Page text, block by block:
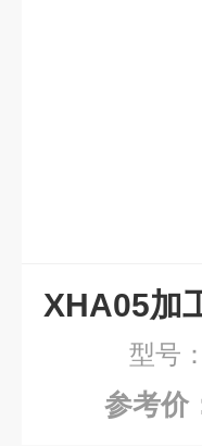
型号
参考价